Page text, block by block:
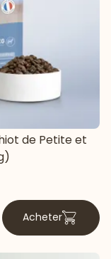
de Petite et
Acheter